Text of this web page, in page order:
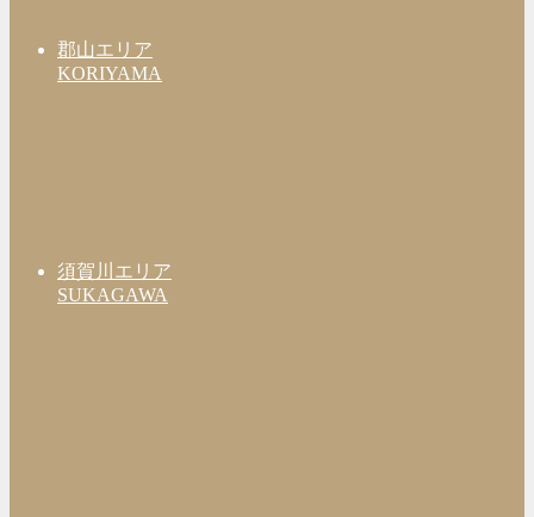
郡山エリア
KORIYAMA
須賀川エリア
SUKAGAWA